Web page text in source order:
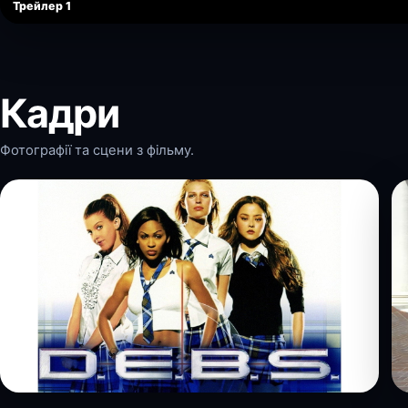
Трейлер 1
Кадри
Фотографії та сцени з фільму.